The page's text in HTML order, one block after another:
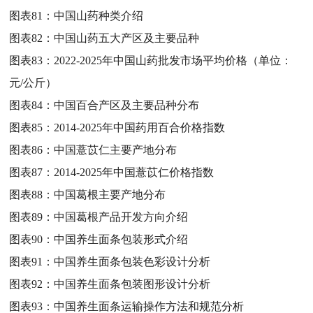
图表81：中国山药种类介绍
图表82：中国山药五大产区及主要品种
图表83： 2022-2025年中国山药批发市场平均价格（单位：
元/公斤）
图表84：中国百合产区及主要品种分布
图表85： 2014-2025年中国药用百合价格指数
图表86：中国薏苡仁主要产地分布
图表87： 2014-2025年中国薏苡仁价格指数
图表88：中国葛根主要产地分布
图表89：中国葛根产品开发方向介绍
图表90：中国养生面条包装形式介绍
图表91：中国养生面条包装色彩设计分析
图表92：中国养生面条包装图形设计分析
图表93：中国养生面条运输操作方法和规范分析